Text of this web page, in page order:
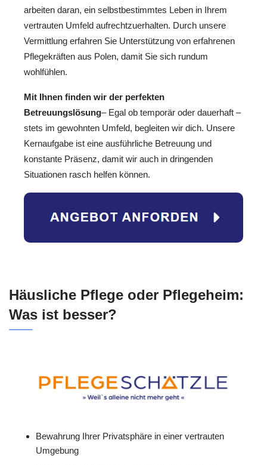
arbeiten daran, ein selbstbestimmtes Leben in Ihrem
vertrauten Umfeld aufrechtzuerhalten. Durch unsere
Vermittlung erfahren Sie Unterstützung von erfahrenen
Pflegekräften aus Polen, damit Sie sich rundum
wohlfühlen.
Mit Ihnen finden wir der perfekten
Betreuungslösung– Egal ob temporär oder dauerhaft –
stets im gewohnten Umfeld, begleiten wir dich. Unsere
Kernaufgabe ist eine ausführliche Betreuung und
konstante Präsenz, damit wir auch in dringenden
Situationen rasch helfen können.
Häusliche Pflege oder Pflegeheim:
Was ist besser?
Bewahrung Ihrer Privatsphäre in einer vertrauten
Umgebung